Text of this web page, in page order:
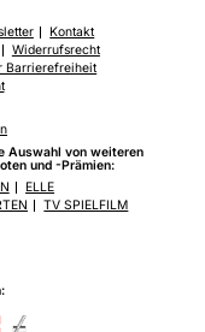
Kontakt
Widerrufsrecht
Barrierefreiheit
Auswahl von weiteren
und -Prämien:
ELLE
TV SPIELFILM